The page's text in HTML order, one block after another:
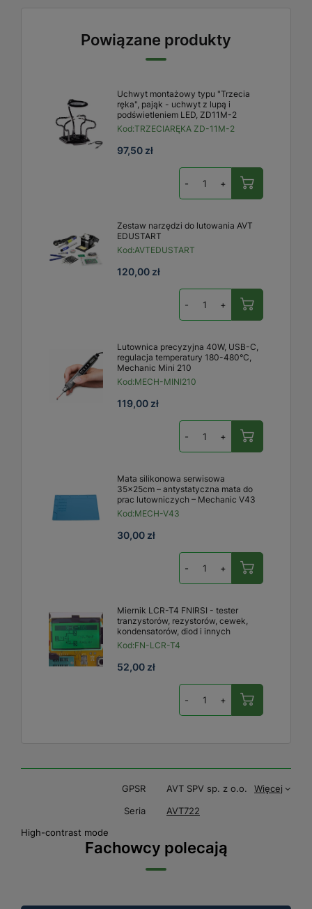
Powiązane produkty
Uchwyt montażowy typu "Trzecia
ręka", pająk - uchwyt z lupą i
podświetleniem LED, ZD11M-2
Kod:TRZECIARĘKA ZD-11M-2
97,50 zł
- +
Zestaw narzędzi do lutowania AVT
EDUSTART
Kod:AVTEDUSTART
120,00 zł
- +
Lutownica precyzyjna 40W, USB-C,
regulacja temperatury 180-480°C,
Mechanic Mini 210
Kod:MECH-MINI210
119,00 zł
- +
Mata silikonowa serwisowa
35x25cm – antystatyczna mata do
prac lutowniczych – Mechanic V43
Kod:MECH-V43
30,00 zł
- +
Miernik LCR-T4 FNIRSI - tester
tranzystorów, rezystorów, cewek,
kondensatorów, diod i innych
Kod:FN-LCR-T4
52,00 zł
- +
GPSR AVT SPV sp. z o.o.
Więcej
Seria
AVT722
High-contrast mode
Fachowcy polecają